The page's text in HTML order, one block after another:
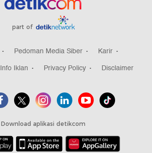
part of
Pedoman Media Siber
Karir
Info Iklan Privacy Policy Disclaimer
Download aplikasi detikcom